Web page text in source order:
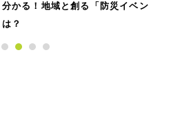
、人に学ぶ社内木鶏会の取り組